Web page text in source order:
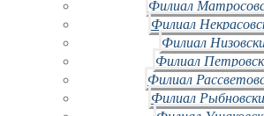
Филиал
Филиал
Филиал
Филиал
Филиал
Филиал